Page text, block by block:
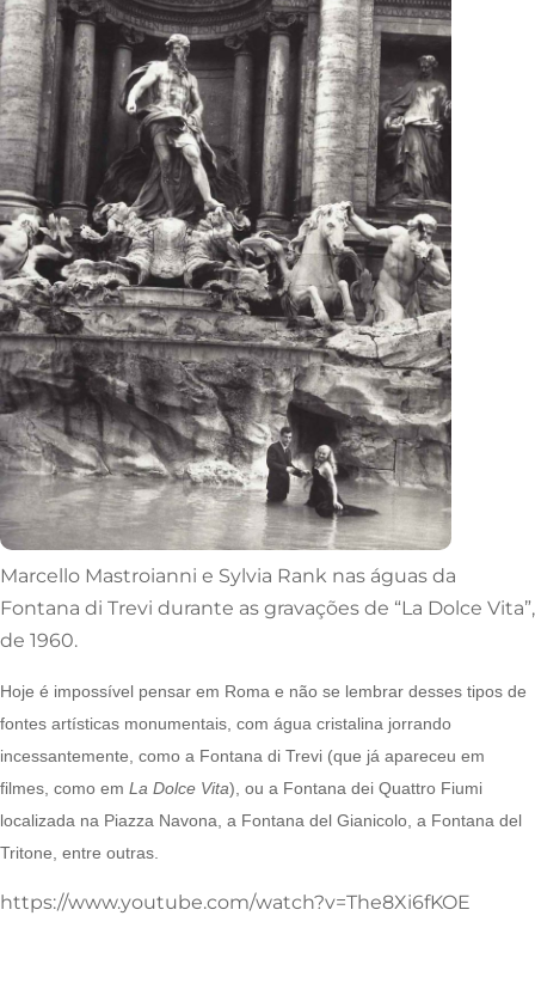
Marcello Mastroianni e Sylvia Rank nas águas da
Fontana di Trevi durante as gravações de “La Dolce Vita”,
de 1960.
Hoje é impossível pensar em Roma e não se lembrar desses tipos de
fontes artísticas monumentais, com água cristalina jorrando
incessantemente, como a Fontana di Trevi (que já apareceu em
filmes, como em La Dolce Vita), ou a Fontana dei Quattro Fiumi
localizada na Piazza Navona, a Fontana del Gianicolo, a Fontana del
Tritone, entre outras.
https://www.youtube.com/watch?v=The8Xi6fKOE